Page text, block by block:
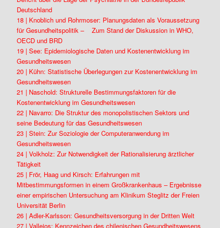
Deutschland
18 | Knoblich und Rohrmoser: Planungsdaten als Voraussetzung
für Gesundheitspolitik – Zum Stand der Diskussion in WHO,
OECD und BRD
19 | See: Epidemiologische Daten und Kostenentwicklung im
Gesundheitswesen
20 | Kühn: Statistische Überlegungen zur Kostenentwicklung im
Gesundheitswesen
21 | Naschold: Strukturelle Bestimmungsfaktoren für die
Kostenentwicklung im Gesundheitswesen
22 | Navarro: Die Struktur des monopolistischen Sektors und
seine Bedeutung für das Gesundheitswesen
23 | Stein: Zur Soziologie der Computeranwendung im
Gesundheitswesen
24 | Volkholz: Zur Notwendigkeit der Rationalisierung ärztlicher
Tätigkeit
25 | Frör, Haag und Kirsch: Erfahrungen mit
Mitbestimmungsformen in einem Großkrankenhaus – Ergebnisse
einer empirischen Untersuchung am Klinikum Steglitz der Freien
Universität Berlin
26 | Adler-Karlsson: Gesundheitsversorgung in der Dritten Welt
27 | Vallejos: Kennzeichen des chilenischen Gesundheitswesens